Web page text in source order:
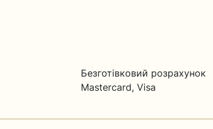
Безготівковий розрахунок
Mastercard, Visa